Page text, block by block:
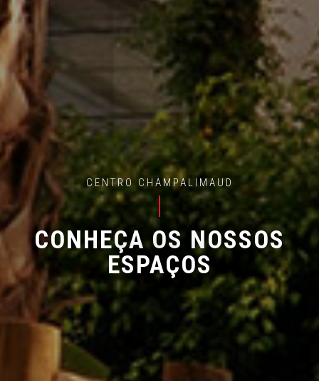
CENTRO CHAMPALIMAUD
CONHEÇA OS NOSSOS
ESPAÇOS